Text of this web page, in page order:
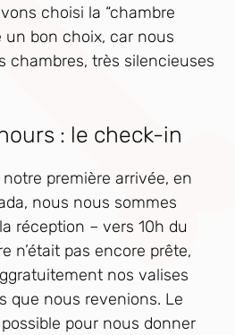
choisi la “chambre
un bon choix, car nous
chambres, très silencieuses
: le check-in
première arrivée, en
nous nous sommes
réception – vers 10h du
n’était pas encore prête,
nos valises
que nous revenions. Le
pour nous donner